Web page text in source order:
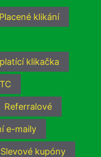
Placené klikání
platící klikačka
Referralové
e-maily
Slevové kupóny